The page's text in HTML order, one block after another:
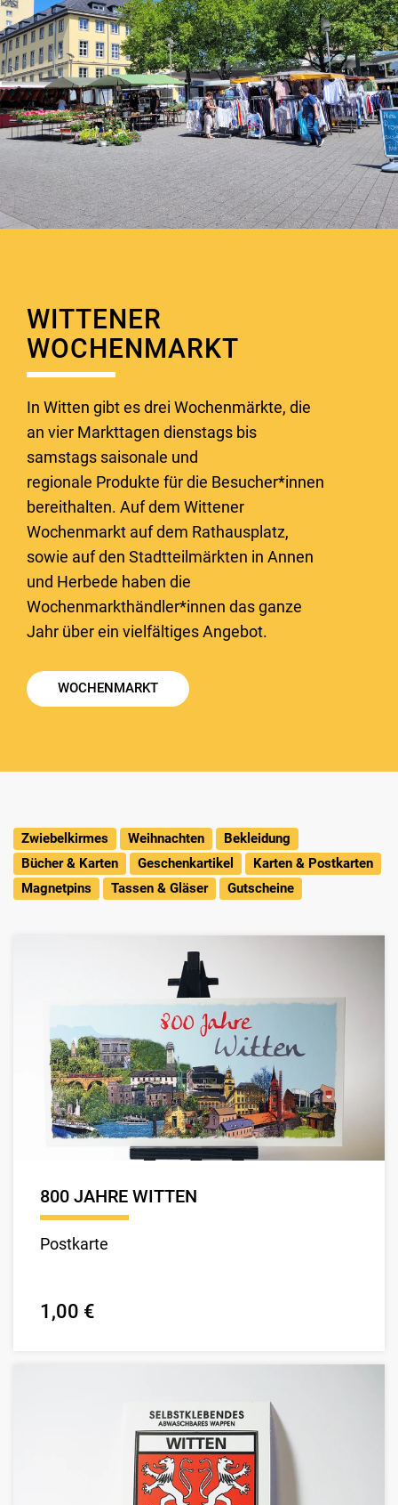
WITTENER
WOCHENMARKT
In Witten gibt es drei Wochenmärkte, die
an vier Markttagen dienstags bis
samstags saisonale und
regionale Produkte für die Besucher*innen
bereithalten. Auf dem Wittener
Wochenmarkt auf dem Rathausplatz,
sowie auf den Stadtteilmärkten in Annen
und Herbede haben die
Wochenmarkthändler*innen das ganze
Jahr über ein vielfältiges Angebot.
WOCHENMARKT
Zwiebelkirmes Weihnachten
Bekleidung
Bücher & Karten
Geschenkartikel
Karten & Postkarten
Magnetpins
Tassen & Gläser Gutscheine
800 JAHRE WITTEN
Postkarte
1,00 €